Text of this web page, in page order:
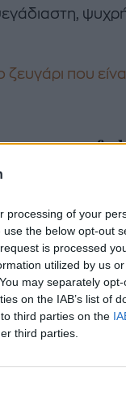
processing of your
the below opt-out
is processed
utilized by us
may separately
on the IAB’s list of
third parties on the
third parties.
που
της στη
πολλά
της, όσο και
της γέννας
το γνωστό
ανοιχτά σε
τους γονείς
της
με τους fans της